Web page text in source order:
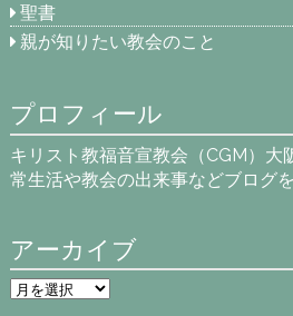
聖書
親が知りたい教会のこと
プロフィール
キリスト教福音宣教会（CGM）大
常生活や教会の出来事などブログ
アーカイブ
ア
ー